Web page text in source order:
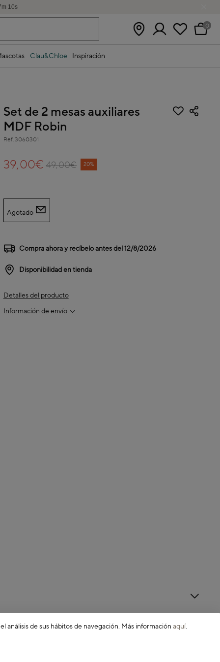
7m9s
0
Clau&Chloe Inspiración
Set de 2 mesas auxiliares
MDF Robin
Ref. 3060301
Price reduced from
49,00€
to 20%
39,00€
Agotado
Compra ahora y recíbelo antes del12/8/2026
Disponibilidad en tienda
Detalles del producto
Información de envío
de sus hábitos de navegación. Más información aquí.